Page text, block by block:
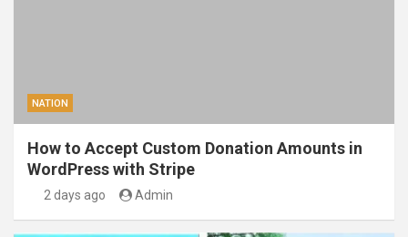
NATION
How to Accept Custom Donation Amounts in
WordPress with Stripe
2 days ago Admin